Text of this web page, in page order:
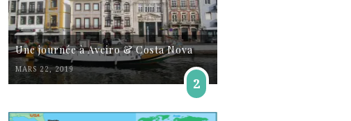
Une journée à Aveiro & Costa Nova
MARS 22, 2019
2